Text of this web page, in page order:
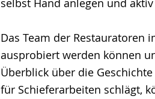
selbst Hand anlegen und
Das Team der Restauratoren
ausprobiert werden können
Überblick über die
für Schieferarbeiten schlägt,